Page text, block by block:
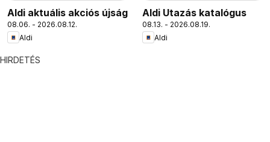
Aldi aktuális akciós újság
08.06. - 2026.08.12.
Aldi
Aldi Utazás katalógus
08.13. - 2026.08.19.
Aldi
HIRDETÉS